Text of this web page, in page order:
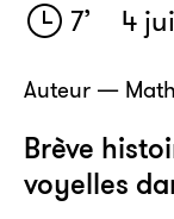
7’ 4
Auteur —
Brève
voyelles